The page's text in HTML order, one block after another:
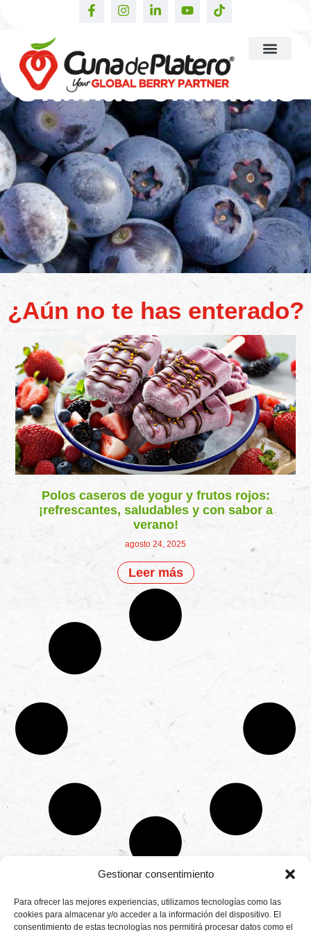
Gestionar consentimiento
Para ofrecer las mejores experiencias, utilizamos tecnologías como las
cookies para almacenar y/o acceder a la información del dispositivo. El
consentimiento de estas tecnologías nos permitirá procesar datos como el
Últimas entradas
¿Aún no te has enterado?
Polos caseros de yogur y frutos rojos:
¡refrescantes, saludables y con sabor a
verano!
agosto 24, 2025
Leer más
Productores
de
CONTÁCTANOS
Camino de
Montemayor s/n
Aviso legal